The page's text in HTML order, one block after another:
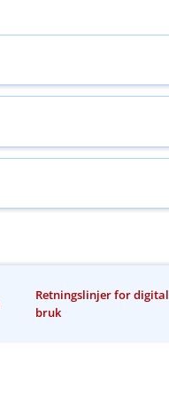
Retningslinjer for digital
bruk